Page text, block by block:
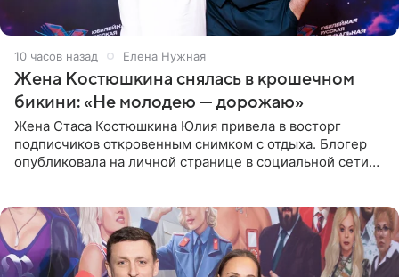
10 часов назад Елена Нужная
Жена Костюшкина снялась в крошечном
бикини: «Не молодею — дорожаю»
Жена Стаса Костюшкина Юлия привела в восторг
подписчиков откровенным снимком с отдыха. Блогер
опубликовала на личной странице в социальной сети